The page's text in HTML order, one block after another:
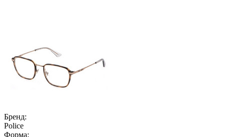
Бренд:
Police
Форма: